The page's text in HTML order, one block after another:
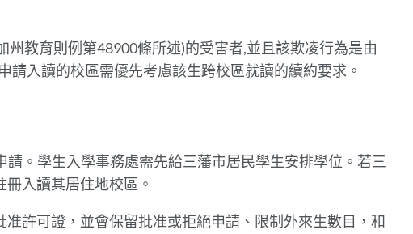
教育則例第48900條所述)的受害者,並且該欺凌行為是由
入讀的校區需優先考慮該生跨校區就讀的續約要求。
。學生入學事務處需先給三藩市居民學生安排學位。若三
入讀其居住地校區。
許可證，並會保留批准或拒絕申請、限制外來生數目，和